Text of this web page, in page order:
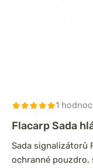
1
Flacarp Sada
Sada signalizátorů
ochranné pouzdro,